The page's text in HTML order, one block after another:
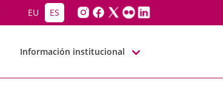
EU ES
Información institucional